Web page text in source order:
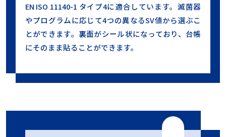
EN ISO 11140-1 タイプ4に適合しています。滅菌器
やプログラムに応じて4つの異なるSV値から選ぶこ
とができます。裏面がシール状になっており、台帳
にそのまま貼ることができます。